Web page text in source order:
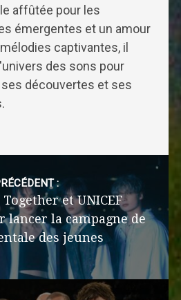
affûtée pour les
émergentes et un amour
captivantes, il
des sons pour
ses découvertes et ses
:
et UNICEF
lancer la campagne de
des jeunes